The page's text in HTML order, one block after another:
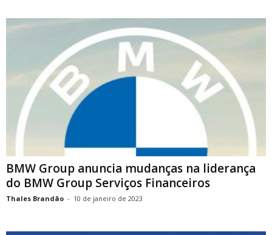
BMW Group anuncia mudanças na liderança
do BMW Group Serviços Financeiros
Thales Brandão - 10 de janeiro de 2023